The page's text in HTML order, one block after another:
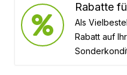
Rabatte
Als
Rabatt auf